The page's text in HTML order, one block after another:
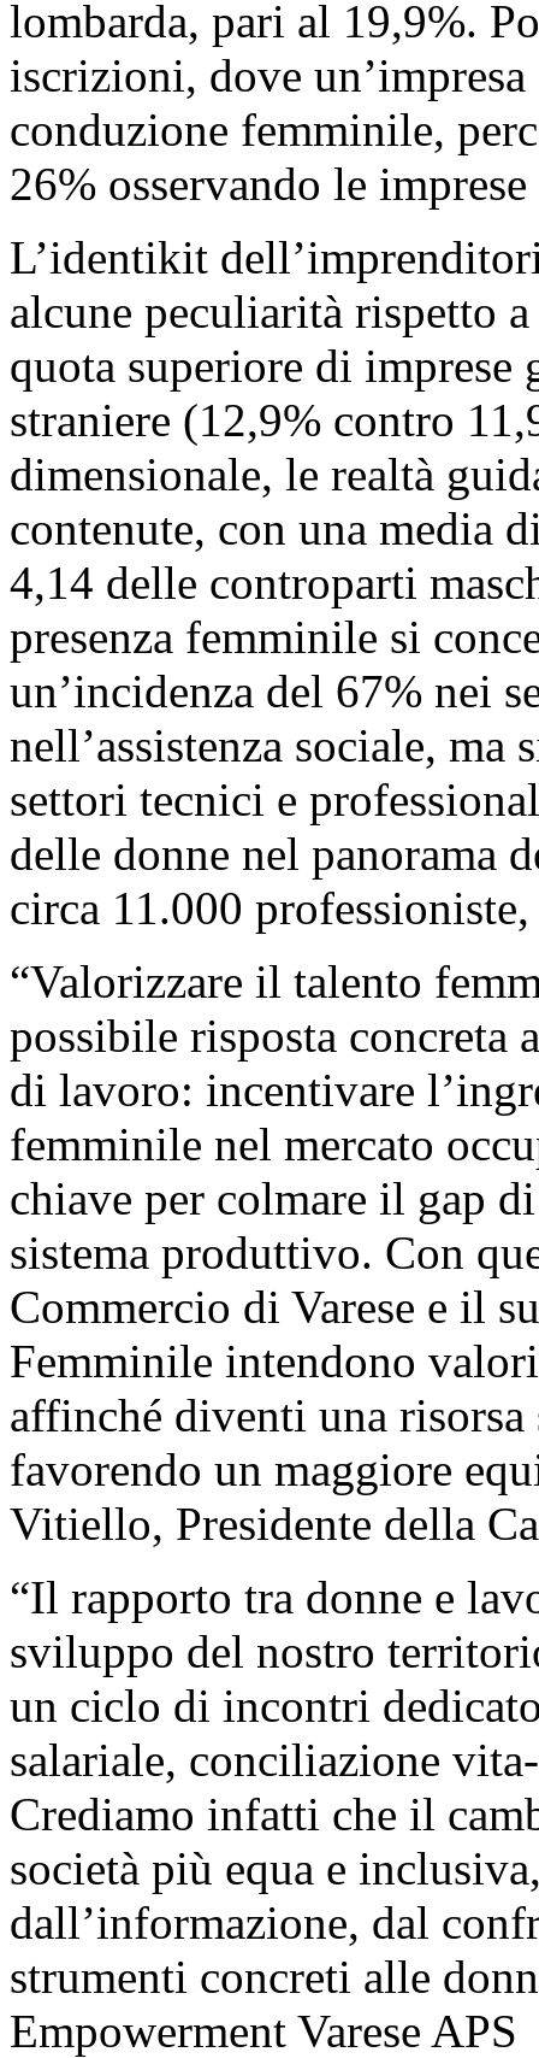
lombarda, pari al 19,9%.
iscrizioni, dove
conduzione femminile,
26% osservando le
L’identikit
alcune peculiarità rispetto
quota superiore di
straniere (12,9% contro
dimensionale, le realtà
contenute, con una media
4,14 delle controparti
presenza femminile si
un’incidenza del 67% nei
nell’assistenza sociale, ma
settori tecnici e
delle donne nel panorama
circa 11.000
“Valorizzare il talento
possibile risposta concreta
di lavoro: incentivare
femminile nel mercato
chiave per colmare il gap
sistema produttivo. Con
Commercio di Varese e il
Femminile intendono
affinché diventi una
favorendo un maggiore
Vitiello, Presidente della
“Il rapporto tra donne e
sviluppo del nostro
un ciclo di incontri
salariale, conciliazione
Crediamo infatti che il
società più equa e
dall’informazione, dal
strumenti concreti alle
Empowerment Varese APS